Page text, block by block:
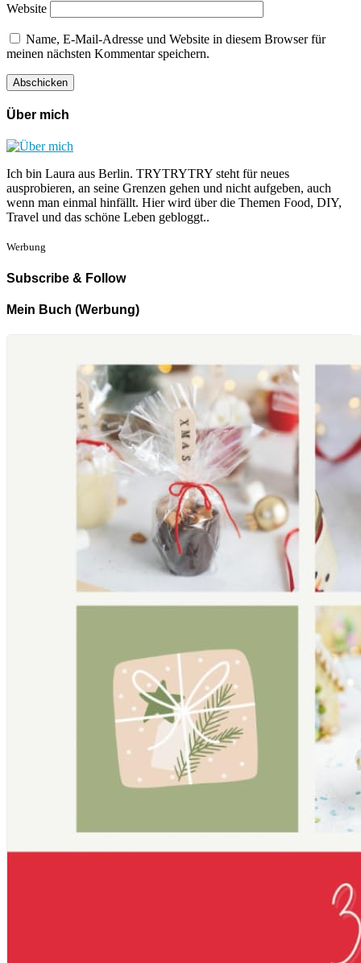
Website
Name, E-Mail-Adresse und Website in diesem Browser für
meinen nächsten Kommentar speichern.
Über mich
Ich bin Laura aus Berlin. TRYTRYTRY steht für neues
ausprobieren, an seine Grenzen gehen und nicht aufgeben, auch
wenn man einmal hinfällt. Hier wird über die Themen Food, DIY,
Travel und das schöne Leben gebloggt..
Werbung
Subscribe & Follow
Mein Buch (Werbung)